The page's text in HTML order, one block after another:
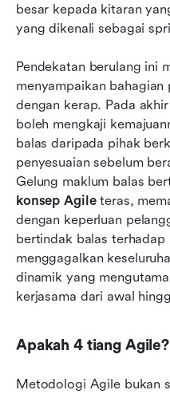
besar kepada kitaran
yang dikenali sebagai
Pendekatan berulang ini
menyampaikan
dengan kerap. Pada
boleh mengkaji
balas daripada pihak
penyesuaian sebelum
konsep Agile teras,
dengan keperluan
bertindak balas terhadap
menggagalkan
dinamik yang
kerjasama dari awal
Apakah 4 tiang Agile?
Metodologi Agile bukan